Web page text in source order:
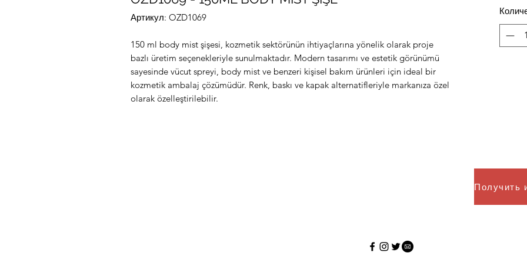
Артикул: OZD1069
150 ml body mist şişesi, kozmetik sektörünün ihtiyaçlarına yönelik olarak proje
bazlı üretim seçenekleriyle sunulmaktadır. Modern tasarımı ve estetik görünümü
sayesinde vücut spreyi, body mist ve benzeri kişisel bakım ürünleri için ideal bir
kozmetik ambalaj çözümüdür. Renk, baskı ve kapak alternatifleriyle markanıza özel
olarak özelleştirilebilir.